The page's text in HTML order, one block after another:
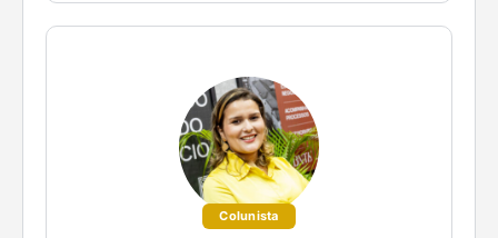
Colunista